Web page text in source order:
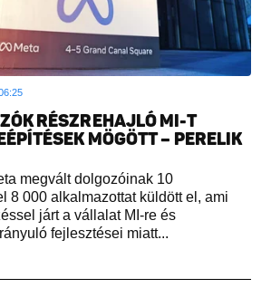
RÉSZREHAJLÓ MI-T
MÖGÖTT – PERELIK
megvált dolgozóinak 10
8 000 alkalmazottat küldött el, ami
járt a vállalat MI-re és
fejlesztései miatt...